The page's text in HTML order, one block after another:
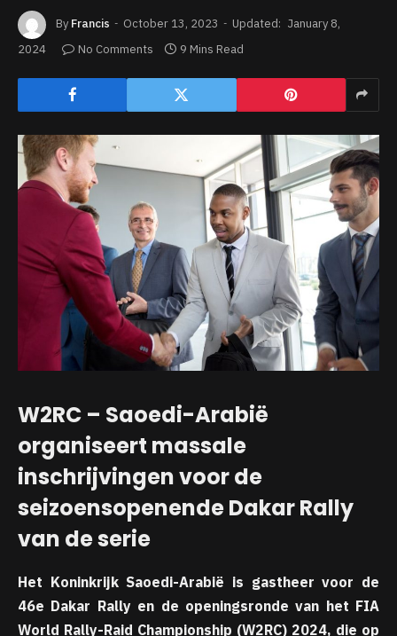
By Francis October 13, 2023 Updated: January 8,
2024
No Comments 9 Mins Read
W2RC – Saoedi-Arabië
organiseert massale
inschrijvingen voor de
seizoensopenende Dakar Rally
van de serie
Het Koninkrijk Saoedi-Arabië is gastheer voor de
46e Dakar Rally en de openingsronde van het FIA
World Rally-Raid Championship (W2RC) 2024, die op